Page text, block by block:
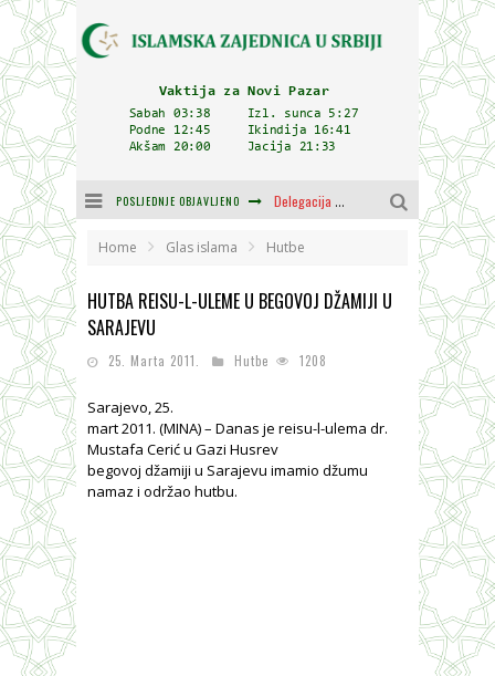
POSLJEDNJE OBJAVLJENO Delegacija IZ-e na godišnjici bitke kod Petrovaradina
Plodovi znanja i mudrosti (8. Dio)
Home Glas islama Hutbe
HUTBA REISU-L-ULEME U BEGOVOJ DŽAMIJI U
SARAJEVU
25. Marta 2011. Hutbe 1208
Sarajevo, 25.
mart 2011. (MINA) – Danas je reisu-l-ulema dr.
Mustafa Cerić u Gazi Husrev
begovoj džamiji u Sarajevu imamio džumu
namaz i održao hutbu.